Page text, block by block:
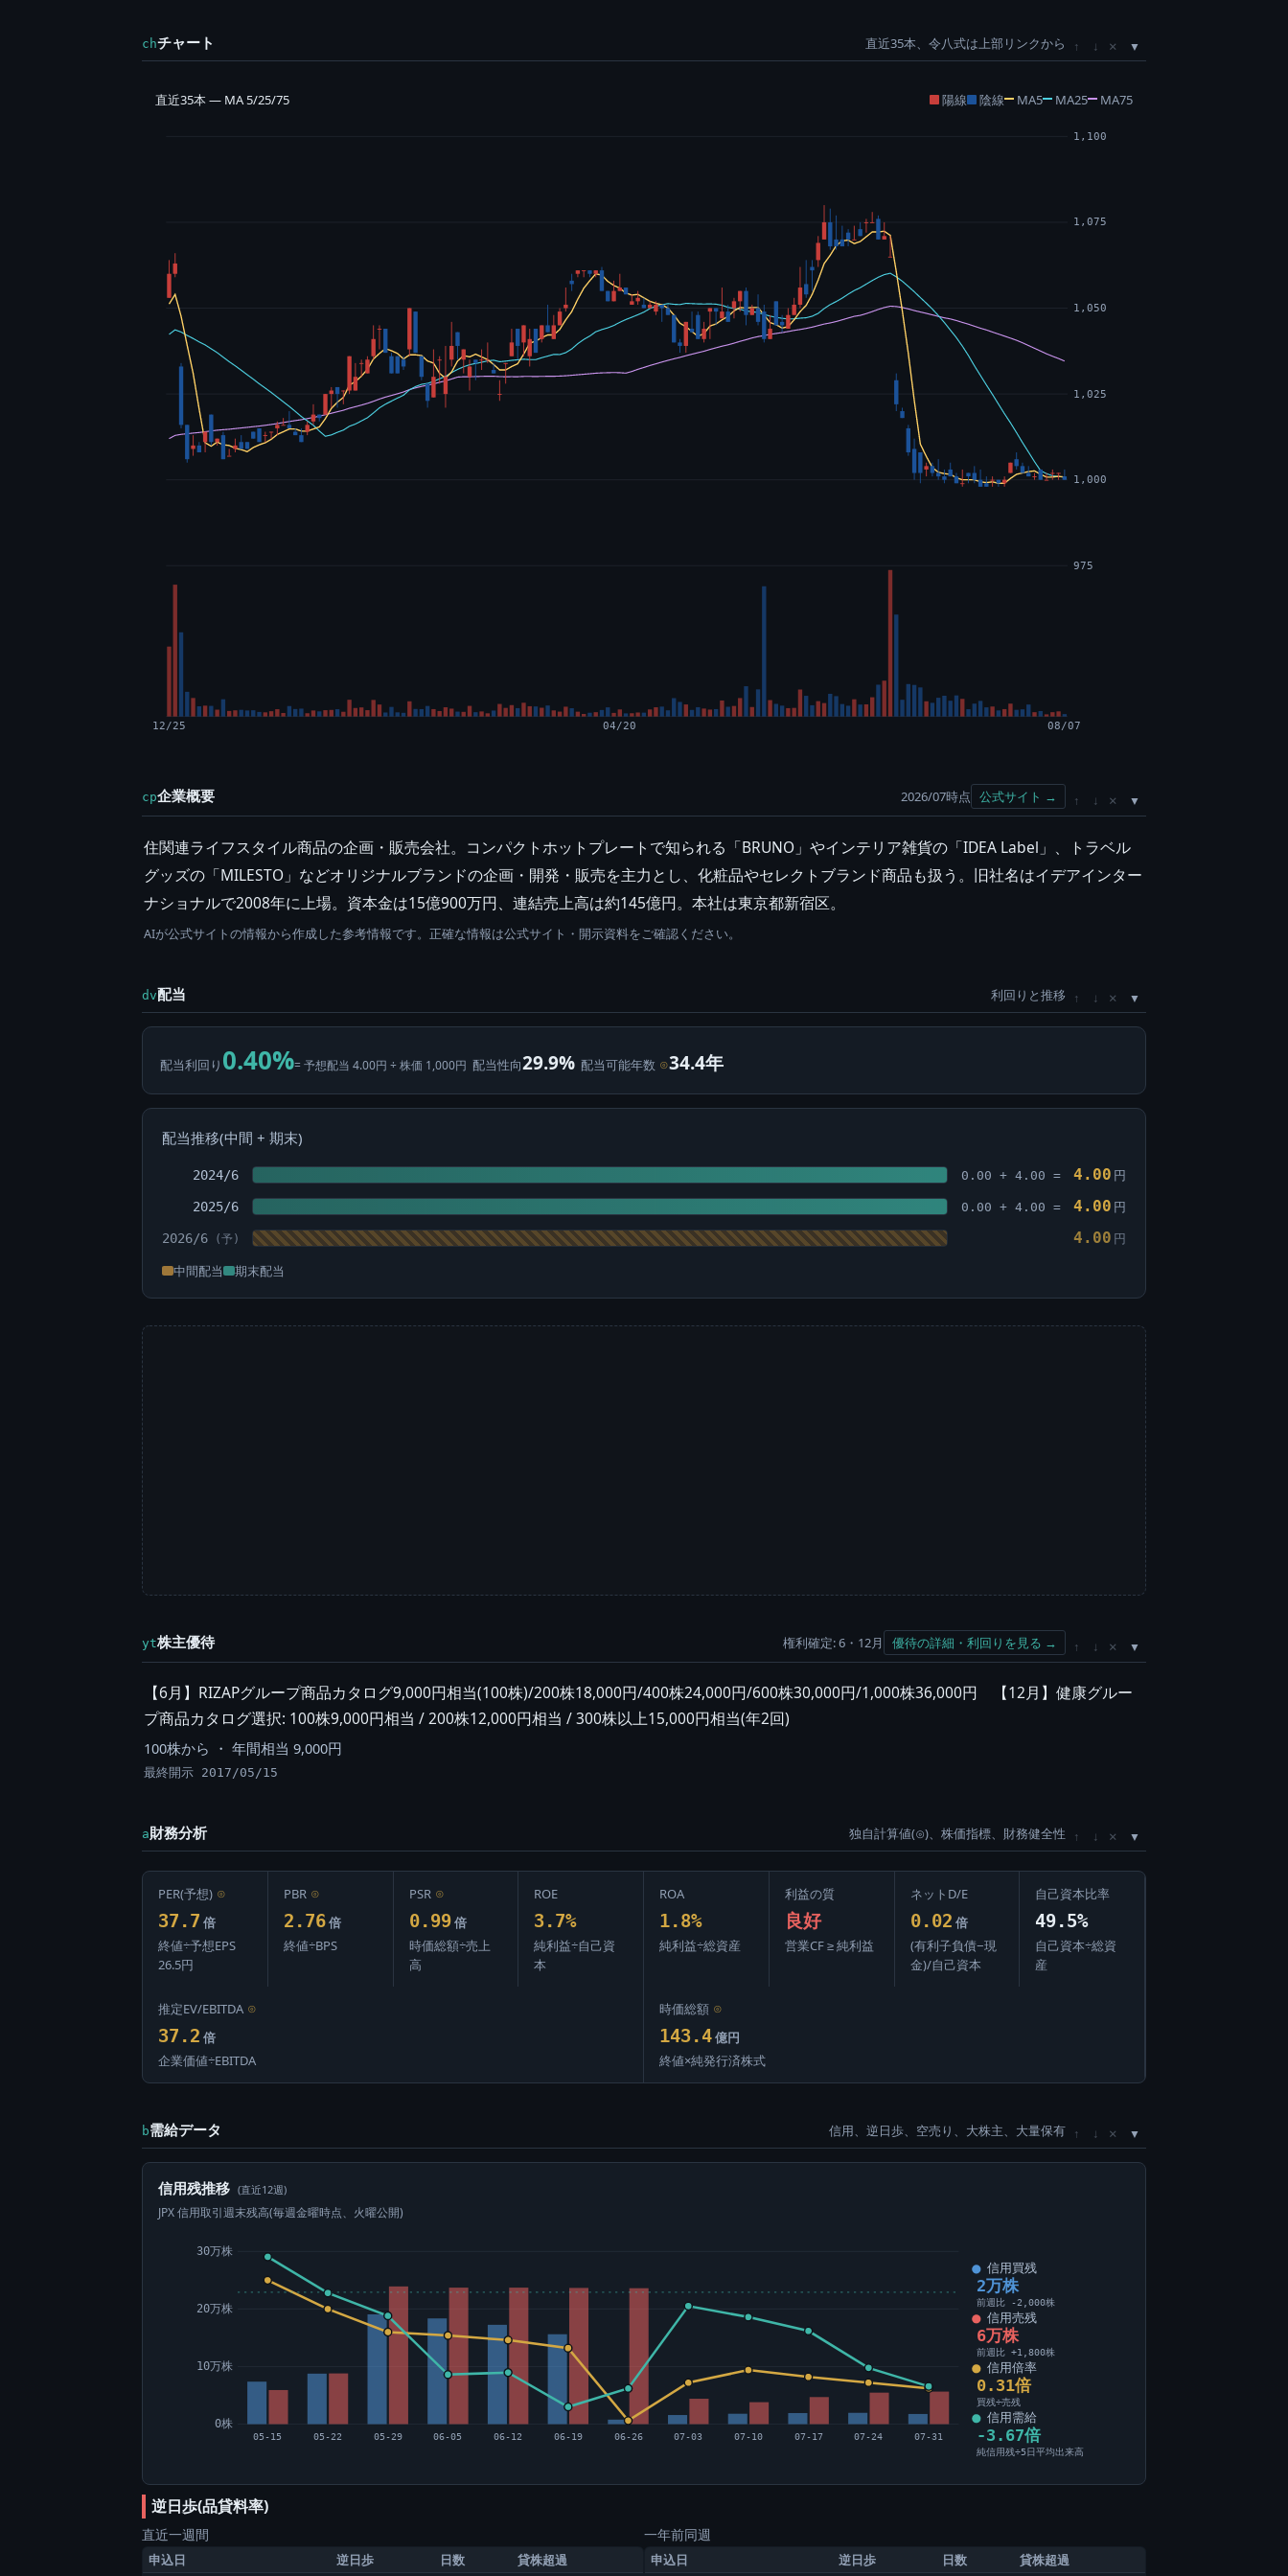
chチャート 直近35本、令八式は上部リンクから ↑ ↓ ×
直近35本 — MA 5/25/75 陽線 陰線 MA5 MA25 MA75
975
1,000
1,025
1,050
1,075
1,100
12/25 04/20 08/07
cp企業概要 2026/07時点 公式サイト → ↑ ↓ ×
住関連ライフスタイル商品の企画・販売会社。コンパクトホットプレートで知られる「BRUNO」やインテリア雑貨の「IDEA Label」、トラベル
グッズの「MILESTO」などオリジナルブランドの企画・開発・販売を主力とし、化粧品やセレクトブランド商品も扱う。旧社名はイデアインター
ナショナルで2008年に上場。資本金は15億900万円、連結売上高は約145億円。本社は東京都新宿区。
AIが公式サイトの情報から作成した参考情報です。正確な情報は公式サイト・開示資料をご確認ください。
dv配当 利回りと推移 ↑ ↓ ×
配当利回り 0.40%= 予想配当 4.00円 ÷ 株価 1,000円 配当性向29.9% 配当可能年数 ⊙34.4年
配当推移(中間 + 期末)
2024/6 0.00 + 4.00 = 4.00 円
2025/6 0.00 + 4.00 = 4.00 円
2026/6 4.00 円
中間配当 期末配当
yt株主優待 権利確定: 6・12月 優待の詳細・利回りを見る → ↑ ↓ ×
【6月】RIZAPグループ商品カタログ9,000円相当(100株)/200株18,000円/400株24,000円/600株30,000円/1,000株36,000円 【12月】健康グルー
プ商品カタログ選択: 100株9,000円相当 / 200株12,000円相当 / 300株以上15,000円相当(年2回)
100株から ・ 年間相当 9,000円
最終開示 2017/05/15
a財務分析 独自計算値(⊙)、株価指標、財務健全性 ↑ ↓ ×
PER(予想) ⊙
37.7 倍
終値÷予想EPS
26.5円
PBR ⊙
2.76 倍
終値÷BPS
PSR ⊙
0.99 倍
時価総額÷売上
高
ROE
3.7%
純利益÷自己資
本
ROA
1.8%
純利益÷総資産
利益の質
良好
営業CF ≥ 純利益
ネットD/E
0.02 倍
(有利子負債−現
金)/自己資本
自己資本比率
49.5%
自己資本÷総資
産
推定EV/EBITDA ⊙
37.2 倍
企業価値÷EBITDA
時価総額 ⊙
143.4 億円
終値×純発行済株式
b需給データ 信用、逆日歩、空売り、大株主、大量保有 ↑ ↓ ×
信用残推移 (直近12週)
JPX 信用取引週末残高(毎週金曜時点、火曜公開)
0株
10万株
20万株
30万株
05-15 05-22 05-29 06-05 06-12 06-19 06-26 07-03 07-10 07-17 07-24 07-31
信用買残
2万株
前週比 -2,000株
信用売残
6万株
前週比 +1,800株
信用倍率
0.31倍
買残÷売残
信用需給
-3.67倍
純信用残÷5日平均出来高
逆日歩(品貸料率)
直近一週間
申込日 逆日歩 日数 貸株超過
一年前同週
申込日 逆日歩 日数 貸株超過